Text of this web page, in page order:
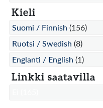
Kieli
Suomi / Finnish (156)
Ruotsi / Swedish (8)
Englanti / English (1)
Linkki saatavilla